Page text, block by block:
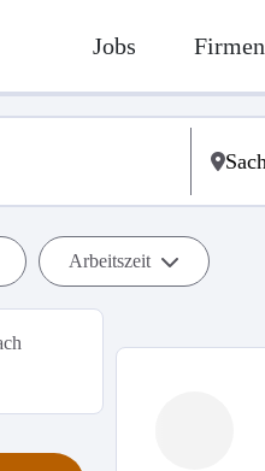
Jobs Firmen
Arbeitszeit